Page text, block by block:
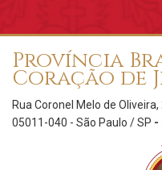
Província
Coração de
Rua Coronel Melo de Oliveira,
05011-040 - São Paulo / SP -